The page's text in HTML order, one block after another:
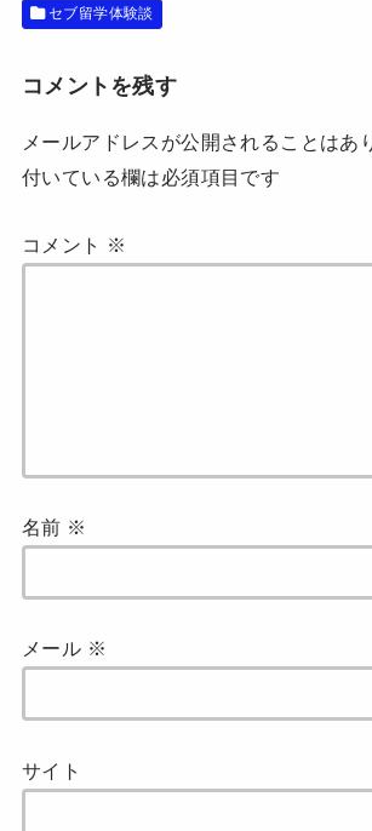
ド
ウ
き
ま
セブ留学体験談
コメントを残す
メールアドレスが公開されることはあ
付いている欄は必須項目です
コメント ※
名前 ※
メール ※
サイト